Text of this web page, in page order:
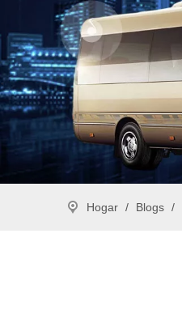
Hogar / Blogs /